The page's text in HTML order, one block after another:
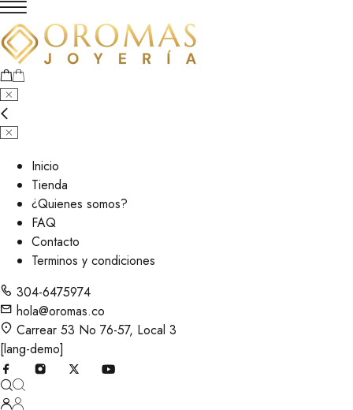
Inicio
Tienda
¿Quienes somos?
FAQ
Contacto
Terminos y condiciones
304-6475974
hola@oromas.co
Carrear 53 No 76-57, Local 3
[lang-demo]